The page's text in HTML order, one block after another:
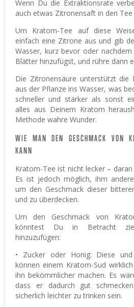
Wenn Du die Extraktionsrate
auch etwas Zitronensaft in den Tee
Um Kratom-Tee auf diese
einfach eine Zitrone aus und gib
Wasser, kurz bevor oder
Blätter hinzufügst, und rühre dann
Die Zitronensäure unterstützt die
aus der Pflanze ins Wasser, was
schneller und stärker als sonst
alles aus Deinem Kratom
Methode wahre Wunder.
WIE MAN DEN GESCHMACK VON
KANN
Kratom-Tee ist nicht lecker –
Es ist jedoch möglich, ihm
um den Geschmack dieser
und zu überdecken.
Um den Geschmack von
könntest Du in Betracht
hinzuzufügen:
• Zucker oder Honig: Diese
können einem Kratom-Sud
ihn bekömmlicher machen. Es
dass er dadurch gut
sicherlich leichter zu trinken sein.